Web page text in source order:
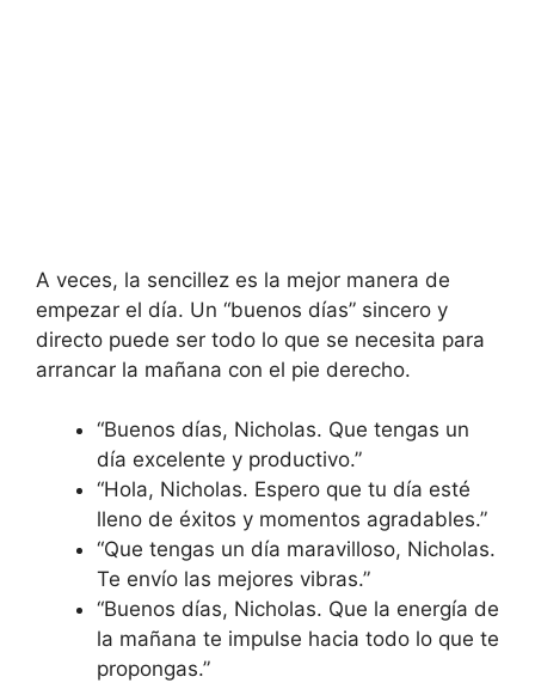
A veces, la sencillez es la mejor manera de
empezar el día. Un “buenos días” sincero y
directo puede ser todo lo que se necesita para
arrancar la mañana con el pie derecho.
“Buenos días, Nicholas. Que tengas un
día excelente y productivo.”
“Hola, Nicholas. Espero que tu día esté
lleno de éxitos y momentos agradables.”
“Que tengas un día maravilloso, Nicholas.
Te envío las mejores vibras.”
“Buenos días, Nicholas. Que la energía de
la mañana te impulse hacia todo lo que te
propongas.”